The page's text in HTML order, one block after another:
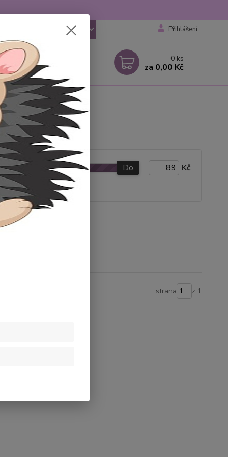
CZK Přihlášení
si rady? Zavolejte.
18 hod
0 ks
za 0,00 Kč
ABS
Do Kč
strana z 1